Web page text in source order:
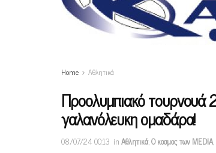
Home Αθλητικά
Προολυμπιακό τουρνουά
γαλανόλευκη ομαδάρα!
08/07/24 00:13 inΑθλητικά,Ο κοσμος των MEDIA,